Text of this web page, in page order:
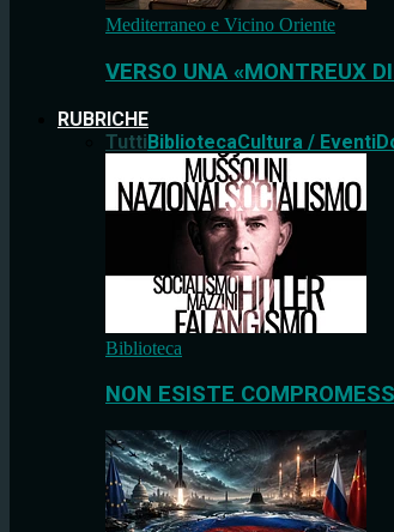
Mediterraneo e Vicino Oriente
VERSO UNA «MONTREUX
RUBRICHE
TuttiBibliotecaCultura / Eventi
Biblioteca
NON ESISTE